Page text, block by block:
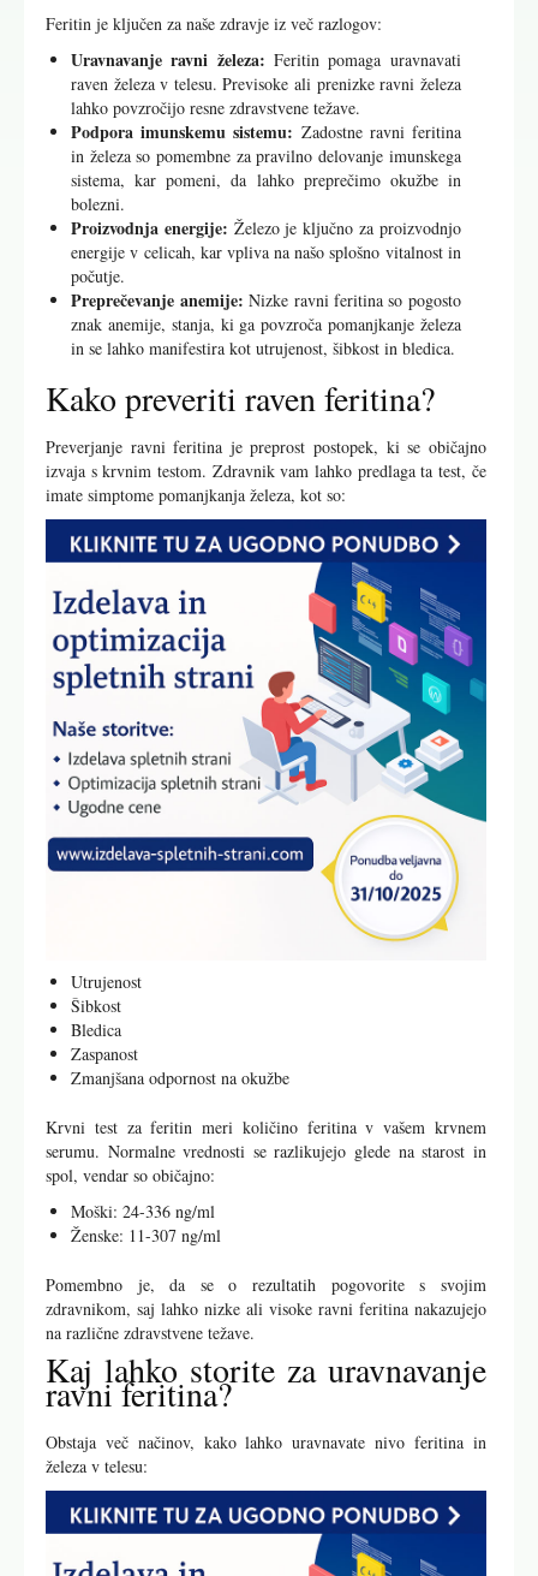
Feritin je ključen za naše zdravje iz več razlogov:
Uravnavanje ravni železa: Feritin pomaga uravnavati
raven železa v telesu. Previsoke ali prenizke ravni železa
lahko povzročijo resne zdravstvene težave.
Podpora imunskemu sistemu: Zadostne ravni feritina
in železa so pomembne za pravilno delovanje imunskega
sistema, kar pomeni, da lahko preprečimo okužbe in
bolezni.
Proizvodnja energije: Železo je ključno za proizvodnjo
energije v celicah, kar vpliva na našo splošno vitalnost in
počutje.
Preprečevanje anemije: Nizke ravni feritina so pogosto
znak anemije, stanja, ki ga povzroča pomanjkanje železa
in se lahko manifestira kot utrujenost, šibkost in bledica.
Kako preveriti raven feritina?
Preverjanje ravni feritina je preprost postopek, ki se običajno
izvaja s krvnim testom. Zdravnik vam lahko predlaga ta test, če
imate simptome pomanjkanja železa, kot so:
Utrujenost
Šibkost
Bledica
Zaspanost
Zmanjšana odpornost na okužbe
Krvni test za feritin meri količino feritina v vašem krvnem
serumu. Normalne vrednosti se razlikujejo glede na starost in
spol, vendar so običajno:
Moški: 24-336 ng/ml
Ženske: 11-307 ng/ml
Pomembno je, da se o rezultatih pogovorite s svojim
zdravnikom, saj lahko nizke ali visoke ravni feritina nakazujejo
na različne zdravstvene težave.
Kaj lahko storite za uravnavanje
ravni feritina?
Obstaja več načinov, kako lahko uravnavate nivo feritina in
železa v telesu: